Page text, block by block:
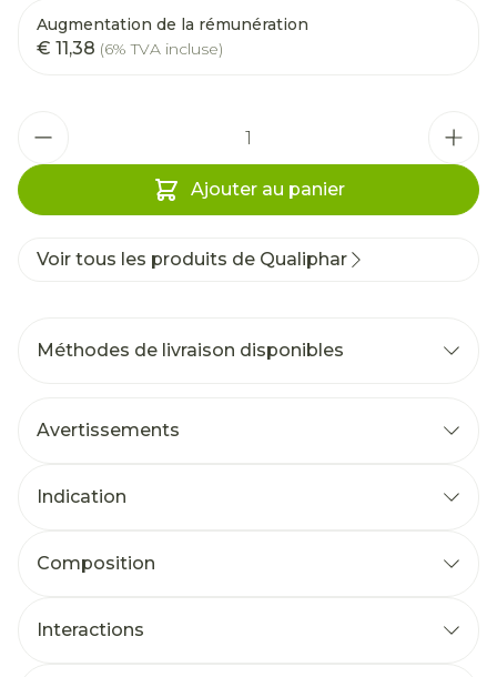
Augmentation de la rémunération
€ 11,38 (6% TVA incluse)
Ajouter au panier
Voir tous les produits de Qualiphar
Méthodes de livraison disponibles
Avertissements
Indication
Composition
Interactions